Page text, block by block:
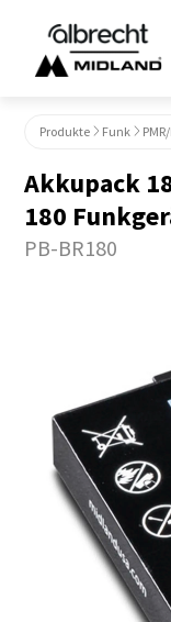
Produkte Funk
Akkupack
180
PB-BR180